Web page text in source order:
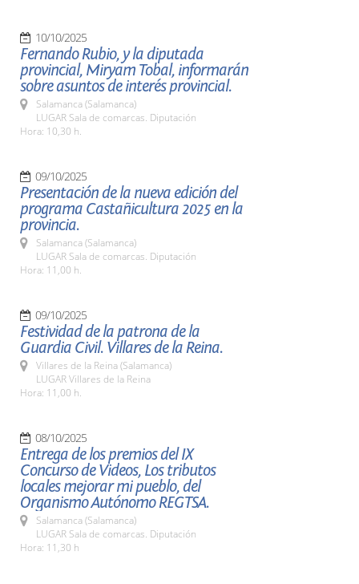
10/10/2025
Fernando Rubio, y la diputada
provincial, Miryam Tobal, informarán
sobre asuntos de interés provincial.
Salamanca (Salamanca)
LUGAR Sala de comarcas. Diputación
Hora: 10,30 h.
09/10/2025
Presentación de la nueva edición del
programa Castañicultura 2025 en la
provincia.
Salamanca (Salamanca)
LUGAR Sala de comarcas. Diputación
Hora: 11,00 h.
09/10/2025
Festividad de la patrona de la
Guardia Civil. Villares de la Reina.
Villares de la Reina (Salamanca)
LUGAR Villares de la Reina
Hora: 11,00 h.
08/10/2025
Entrega de los premios del IX
Concurso de Videos, Los tributos
locales mejorar mi pueblo, del
Organismo Autónomo REGTSA.
Salamanca (Salamanca)
LUGAR Sala de comarcas. Diputación
Hora: 11,30 h